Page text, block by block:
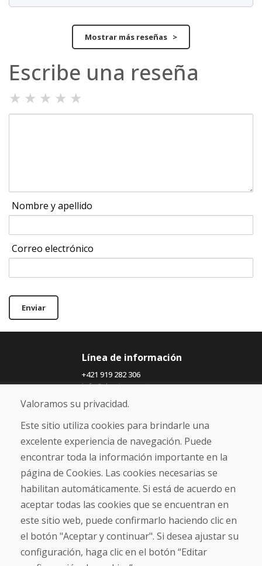
Mostrar más reseñas >
Escribe una reseña
★ ★ ★ ★ ★
Nombre y apellido
Correo electrónico
Enviar
Línea de información
+421 919 282 306
info@domivosport.es
Sobre nosotros
Comercio
Contacto
Compra
Tienda electrónica
Términos y condiciones
Envío y pago
NORMAS DE RECLAMACIÓN
Valoramos su privacidad.
Este sitio utiliza cookies para brindarle una
excelente experiencia de navegación. Puede
encontrar toda la información importante en la
página de Cookies. Las cookies necesarias se
habilitan automáticamente. Si está de acuerdo en
aceptar todas las cookies que se encuentran en
este sitio web, puede confirmarlo haciendo clic en
el botón "Aceptar y continuar". Si desea ajustar su
configuración, haga clic en el botón “Editar